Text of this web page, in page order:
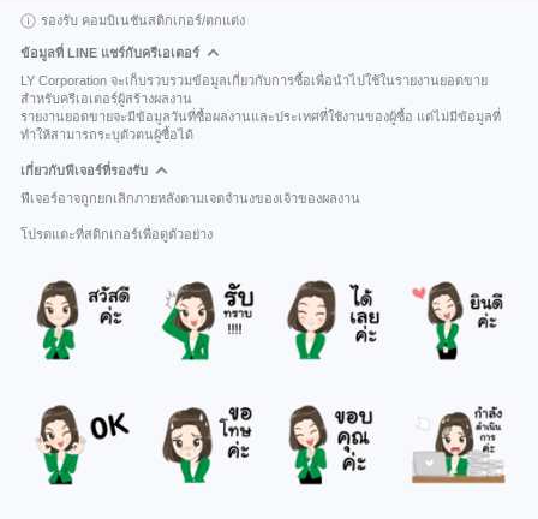
รองรับ คอมบิเนชันสติกเกอร์/ตกแต่ง
ข้อมูลที่ LINE แชร์กับครีเอเตอร์
LY Corporation จะเก็บรวบรวมข้อมูลเกี่ยวกับการซื้อเพื่อนำไปใช้ในรายงานยอดขาย
สำหรับครีเอเตอร์ผู้สร้างผลงาน
รายงานยอดขายจะมีข้อมูลวันที่ซื้อผลงานและประเทศที่ใช้งานของผู้ซื้อ แต่ไม่มีข้อมูลที่
ทำให้สามารถระบุตัวตนผู้ซื้อได้
เกี่ยวกับฟีเจอร์ที่รองรับ
ฟีเจอร์อาจถูกยกเลิกภายหลังตามเจตจำนงของเจ้าของผลงาน
โปรดแตะที่สติกเกอร์เพื่อดูตัวอย่าง